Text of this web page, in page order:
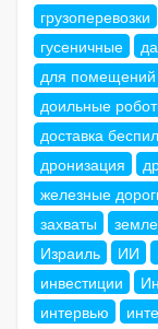
грузоперевозки
гусеничные
для помещений
доильные
доставка
дронизация
железные
захваты
Израиль
ИИ
инвестиции
интервью